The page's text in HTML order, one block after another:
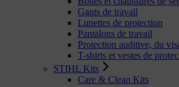
Gants de travail
Lunettes de protection
Pantalons de travail
Protection auditive, du
T-shirts et vestes de
STIHL Kits
Care & Clean Kits